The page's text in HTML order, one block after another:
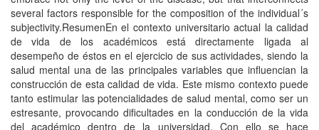
several factors responsible for the composition of the individual´s
subjectivity.ResumenEn el contexto universitario actual la calidad
de vida de los académicos está directamente ligada al
desempeño de éstos en el ejercicio de sus actividades, siendo la
salud mental una de las principales variables que influencian la
construcción de esta calidad de vida. Este mismo contexto puede
tanto estimular las potencialidades de salud mental, como ser un
estresante, provocando dificultades en la conducción de la vida
del académico dentro de la universidad. Con ello se hace